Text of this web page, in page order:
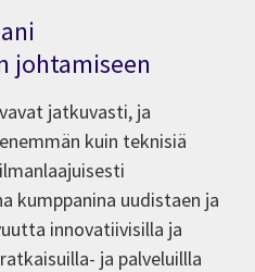
johtamiseen
jatkuvasti, ja
kuin teknisiä
kumppanina uudistaen ja
innovatiivisilla ja
ja palveluillla